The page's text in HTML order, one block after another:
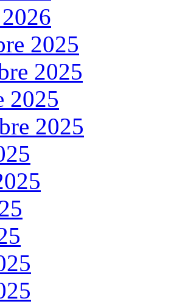
2025
2025
2025
2025